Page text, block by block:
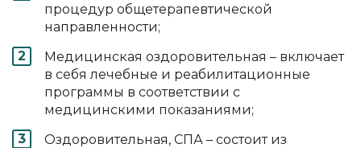
процедур общетерапевтической
направленности;
Медицинская оздоровительная – включает
в себя лечебные и реабилитационные
программы в соответствии с
медицинскими показаниями;
Оздоровительная, СПА – состоит из